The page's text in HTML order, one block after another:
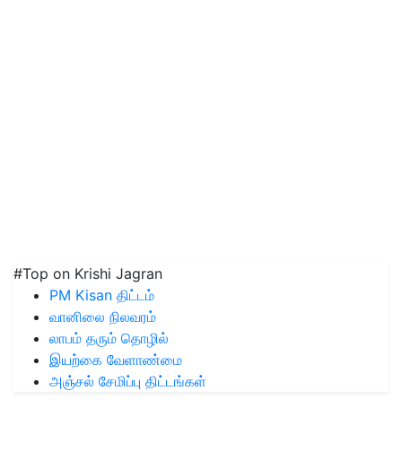
#Top on Krishi Jagran
PM Kisan திட்டம்
வானிலை நிலவரம்
லாபம் தரும் தொழில்
இயற்கை வேளாண்மை
அஞ்சல் சேமிப்பு திட்டங்கள்